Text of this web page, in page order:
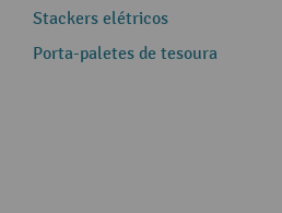
Stackers elétricos
Porta-paletes de tesoura